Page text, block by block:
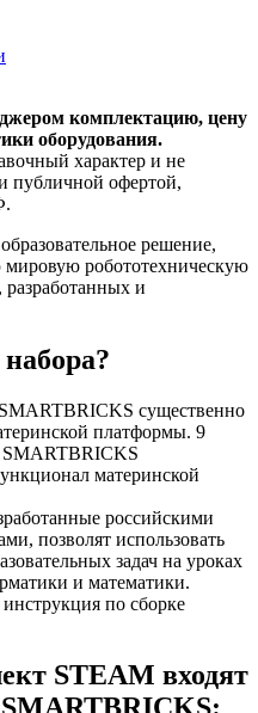
комплектацию, цену
оборудования.
характер и не
публичной офертой,
решение,
робототехническую
и
существенно
платформы. 9
SMARTBRICKS
материнской
российскими
позволят использовать
задач на уроках
и математики.
по сборке
STEAM входят